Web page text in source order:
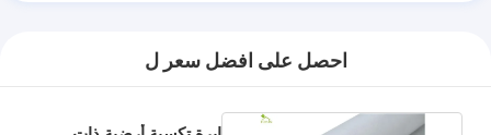
احصل على افضل سعر ل